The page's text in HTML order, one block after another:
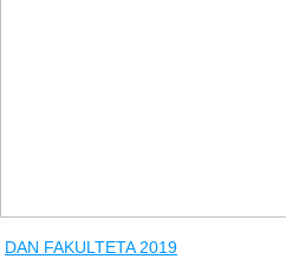
DAN FAKULTETA 2019